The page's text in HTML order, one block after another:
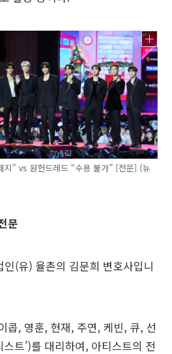
” vs 원헌드레드 “수용 불가” [전문] (뉴
문
인(유) 율촌의 김문희 변호사입니
콥, 영훈, 현재, 주연, 케빈, 큐, 선
스트’)를 대리하여, 아티스트의 전